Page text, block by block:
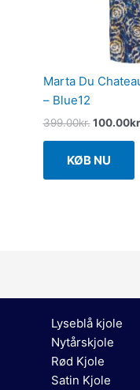
Marta Du
– Blue12
399.00kr. 100.00
KØB NU
Lyseblå kjole
Nytårskjole
Rød Kjole
Satin Kjole